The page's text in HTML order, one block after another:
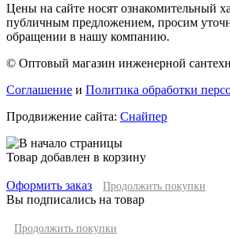
Цены на сайте носят ознакомительный
публичным предложением, просим
обращении в нашу компанию.
© Оптовый магазин инженерной
Соглашение и Политика обработки
Продвижение сайта: Снайпер
Товар добавлен в корзину
Оформить заказ Продолжить покупки
Вы подписались на товар
Продолжить покупки